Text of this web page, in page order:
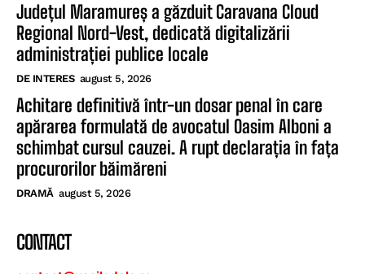
Județul Maramureș a găzduit Caravana Cloud
Regional Nord-Vest, dedicată digitalizării
administrației publice locale
DE INTERES august 5, 2026
Achitare definitivă într-un dosar penal în care
apărarea formulată de avocatul Oasim Alboni a
schimbat cursul cauzei. A rupt declarația în fața
procurorilor băimăreni
DRAMĂ august 5, 2026
CONTACT